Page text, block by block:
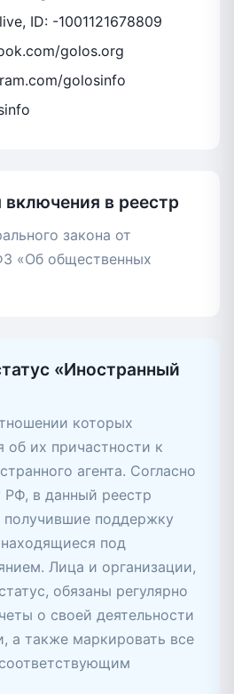
ID: -1001121678809
golos.org
golosinfo
в реестр
закона от
«Об общественных
«Иностранный
которых
об их причастности к
агента. Согласно
РФ, в данный реестр
поддержку
под
Лица и организации,
обязаны регулярно
о своей деятельности
а также маркировать все